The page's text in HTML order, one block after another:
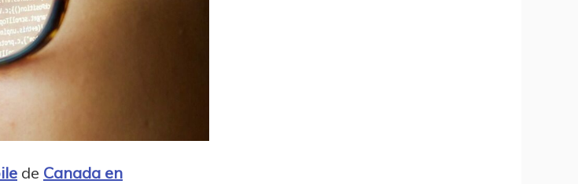
de Canada en